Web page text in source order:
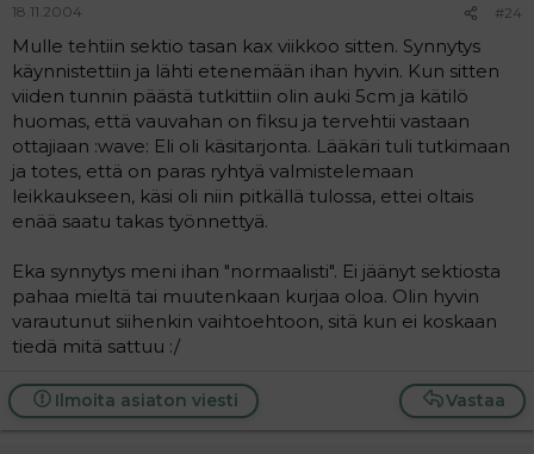
18.11.2004 #24
Mulle tehtiin sektio tasan kax viikkoo sitten. Synnytys
käynnistettiin ja lähti etenemään ihan hyvin. Kun sitten
viiden tunnin päästä tutkittiin olin auki 5cm ja kätilö
huomas, että vauvahan on fiksu ja tervehtii vastaan
ottajiaan :wave: Eli oli käsitarjonta. Lääkäri tuli tutkimaan
ja totes, että on paras ryhtyä valmistelemaan
leikkaukseen, käsi oli niin pitkällä tulossa, ettei oltais
enää saatu takas työnnettyä.
Eka synnytys meni ihan "normaalisti". Ei jäänyt sektiosta
pahaa mieltä tai muutenkaan kurjaa oloa. Olin hyvin
varautunut siihenkin vaihtoehtoon, sitä kun ei koskaan
tiedä mitä sattuu :/
Vastaa
Ilmoita asiaton viesti